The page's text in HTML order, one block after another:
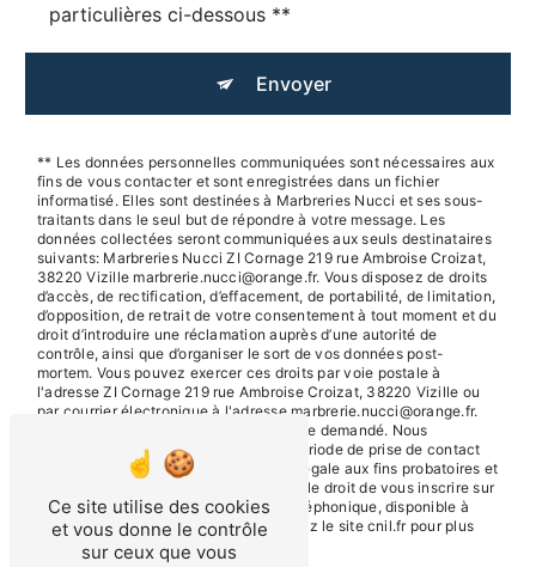
particulières ci-dessous **
Envoyer
** Les données personnelles communiquées sont nécessaires aux
fins de vous contacter et sont enregistrées dans un fichier
informatisé. Elles sont destinées à Marbreries Nucci et ses sous-
traitants dans le seul but de répondre à votre message. Les
données collectées seront communiquées aux seuls destinataires
suivants: Marbreries Nucci ZI Cornage 219 rue Ambroise Croizat,
38220 Vizille marbrerie.nucci@orange.fr. Vous disposez de droits
d’accès, de rectification, d’effacement, de portabilité, de limitation,
d’opposition, de retrait de votre consentement à tout moment et du
droit d’introduire une réclamation auprès d’une autorité de
contrôle, ainsi que d’organiser le sort de vos données post-
mortem. Vous pouvez exercer ces droits par voie postale à
l'adresse ZI Cornage 219 rue Ambroise Croizat, 38220 Vizille ou
par courrier électronique à l'adresse marbrerie.nucci@orange.fr.
Un justificatif d'identité pourra vous être demandé. Nous
conservons vos données pendant la période de prise de contact
puis pendant la durée de prescription légale aux fins probatoires et
de gestion des contentieux. Vous avez le droit de vous inscrire sur
la liste d'opposition au démarchage téléphonique, disponible à
cette adresse:Bloctel.gouv.fr. Consultez le site cnil.fr pour plus
d’informations sur vos droits.
Ce site utilise des cookies
et vous donne le contrôle
sur ceux que vous